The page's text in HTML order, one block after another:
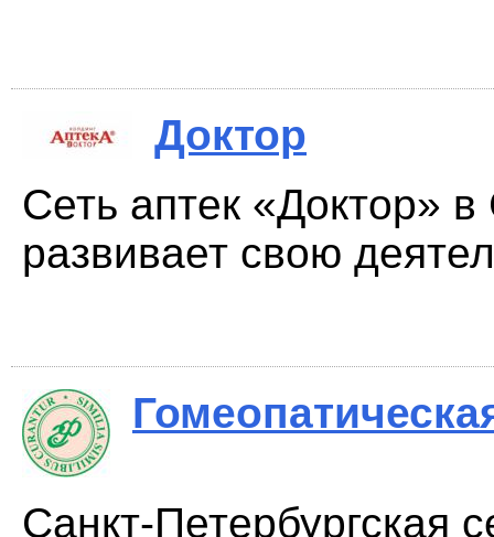
Доктор
Сеть аптек «Доктор»
развивает свою
Санкт-Петербургская